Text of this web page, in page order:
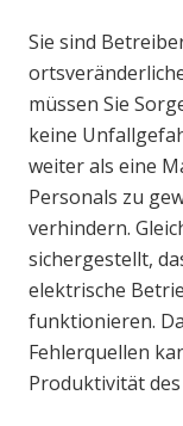
Sie sind
müssen Sie
keine
weiter als eine
Personals zu
verhindern.
sichergestellt,
elektrische
funktionieren.
Fehlerquellen
Produktivität